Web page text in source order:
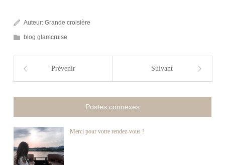
Auteur:Grande croisière
blog glamcruise
Prévenir Suivant
Postes connexes
Merci pour votre rendez-vous !